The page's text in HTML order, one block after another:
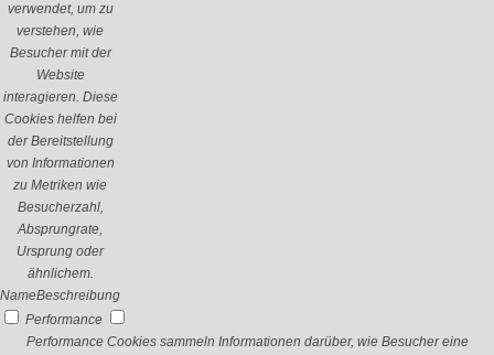
verwendet, um zu
verstehen, wie
Besucher mit der
Website
interagieren. Diese
Cookies helfen bei
der Bereitstellung
von Informationen
zu Metriken wie
Besucherzahl,
Absprungrate,
Ursprung oder
ähnlichem.
NameBeschreibung
Performance
Performance Cookies sammeln Informationen darüber, wie Besucher eine